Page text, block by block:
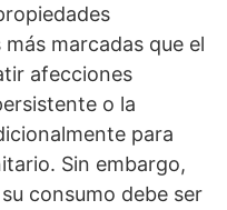
marcadas que el
afecciones
o la
para
Sin embargo,
consumo debe ser